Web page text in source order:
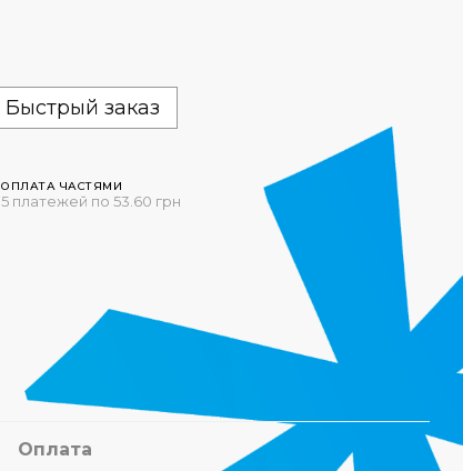
Быстрый заказ
ОПЛАТА ЧАСТЯМИ
5 платежей по 53.60 грн
Оплата